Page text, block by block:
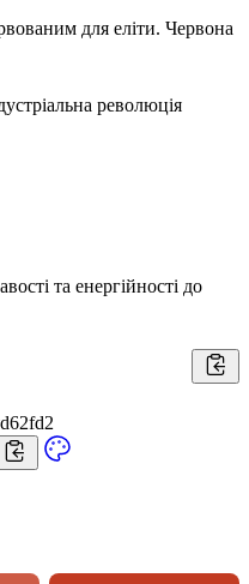
для еліти. Червона
революція
та енергійності до